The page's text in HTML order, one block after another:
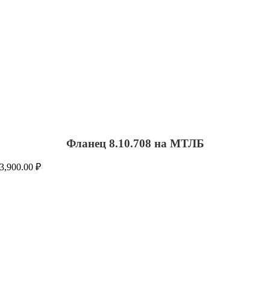
Фланец 8.10.708 на МТЛБ
3,900.00₽